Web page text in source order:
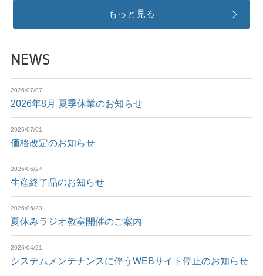
もっと見る
NEWS
2026/07/07
2026年8月 夏季休業のお知らせ
2026/07/01
価格改定のお知らせ
2026/06/24
生産終了品のお知らせ
2026/06/23
夏休みラジオ教室開催のご案内
2026/04/21
システムメンテナンスに伴うWEBサイト停止のお知らせ